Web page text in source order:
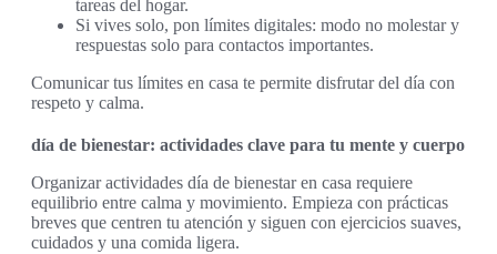
tareas del hogar.
Si vives solo, pon límites digitales: modo no molestar y
respuestas solo para contactos importantes.
Comunicar tus límites en casa te permite disfrutar del día con
respeto y calma.
día de bienestar: actividades clave para tu mente y cuerpo
Organizar actividades día de bienestar en casa requiere
equilibrio entre calma y movimiento. Empieza con prácticas
breves que centren tu atención y siguen con ejercicios suaves,
cuidados y una comida ligera.